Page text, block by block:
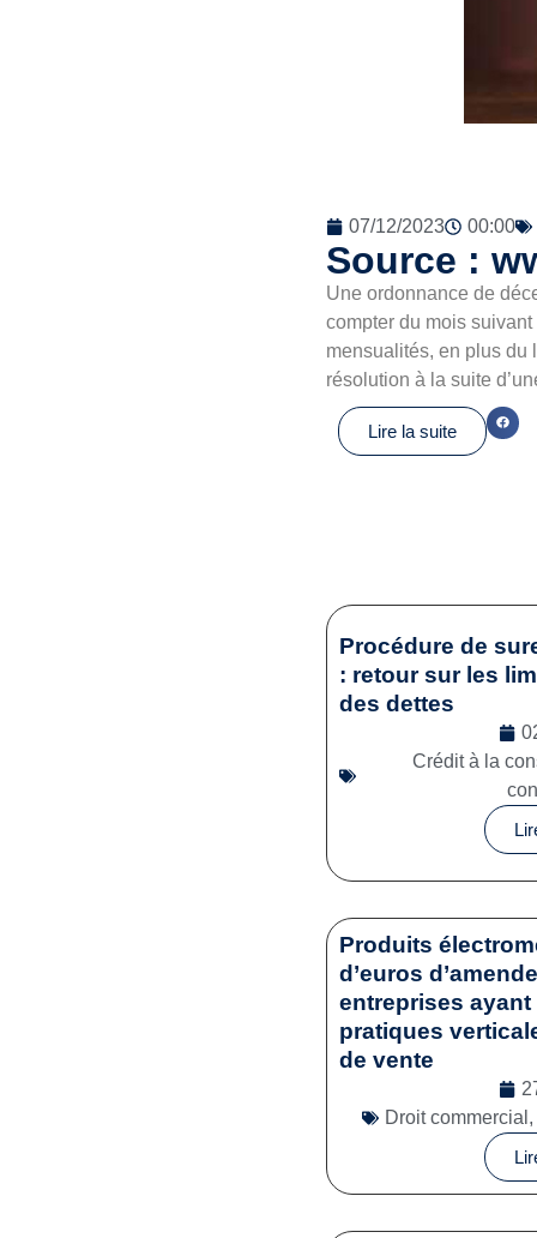
07/12/2023 00:00
Source :
Une ordonnance de
compter du mois
mensualités, en plus
résolution à la suite
Lire la suite
Procédure de
: retour sur les
des dettes
Crédit à la
Produits
d’euros
entreprises
pratiques
de vente
Droit commercial ,